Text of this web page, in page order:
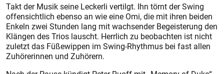
Takt der Musik seine Leckerli vertilgt. Ihn törnt der Swing
offensichtlich ebenso an wie eine Omi, die mit ihren beiden
Enkeln zwei Stunden lang mit wachsender Begeisterung den
Klängen des Trios lauscht. Herrlich zu beobachten ist nicht
zuletzt das Füßewippen im Swing-Rhythmus bei fast allen
Zuhörerinnen und Zuhörern.